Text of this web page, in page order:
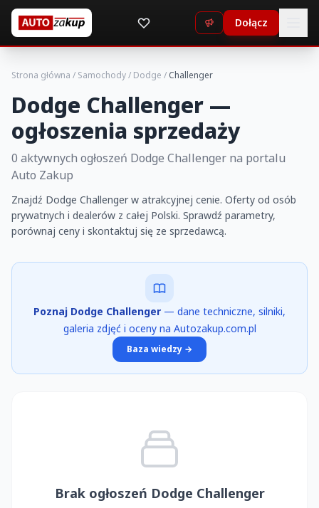
Dołącz
Strona główna / Samochody/ Dodge / Challenger
Dodge Challenger —
ogłoszenia sprzedaży
0 aktywnych ogłoszeń Dodge Challenger na portalu
Auto Zakup
Znajdź Dodge Challenger w atrakcyjnej cenie. Oferty od osób
prywatnych i dealerów z całej Polski. Sprawdź parametry,
porównaj ceny i skontaktuj się ze sprzedawcą.
Poznaj Dodge Challenger — dane techniczne, silniki,
galeria zdjęć i oceny na Autozakup.com.pl
Baza wiedzy →
Brak ogłoszeń Dodge Challenger